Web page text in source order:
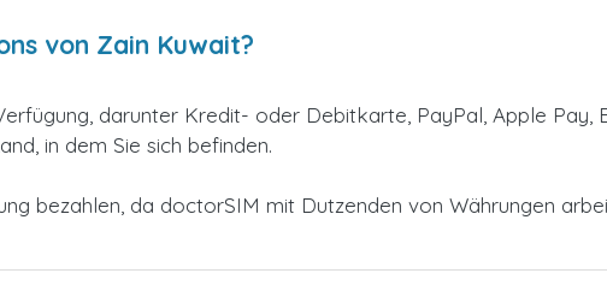
von Zain Kuwait?
darunter Kredit- oder Debitkarte, PayPal, Apple Pay,
in dem Sie sich befinden.
bezahlen, da doctorSIM mit Dutzenden von Währungen